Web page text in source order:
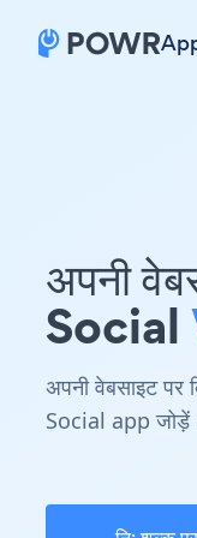
अपनी
Social
अपनी वेबसाइट पर
Social app